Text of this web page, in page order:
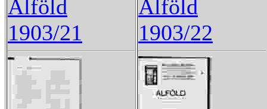
Alföld
1903/21
Alföld
1903/22